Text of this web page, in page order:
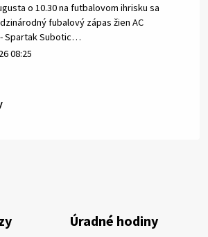
o 10.30 na futbalovom ihrisku sa
fubalový zápas žien AC
Spartak Subotic…
08:25
08:13
zdrojov.
vodárenská spoločnosť preto
Úradné hodiny